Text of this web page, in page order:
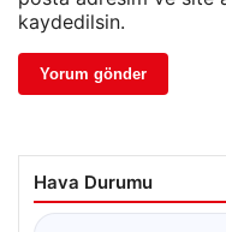
kaydedilsin.
Hava Durumu